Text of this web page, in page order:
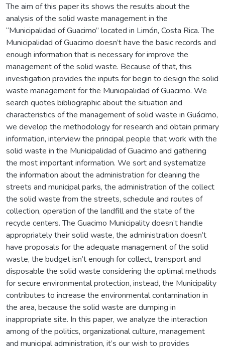
The aim of this paper its shows the results about the
analysis of the solid waste management in the
“Municipalidad of Guacimo” located in Limón, Costa Rica. The
Municipalidad of Guacimo doesn’t have the basic records and
enough information that is necessary for improve the
management of the solid waste. Because of that, this
investigation provides the inputs for begin to design the solid
waste management for the Municipalidad of Guacimo. We
search quotes bibliographic about the situation and
characteristics of the management of solid waste in Guácimo,
we develop the methodology for research and obtain primary
information, interview the principal people that work with the
solid waste in the Municipalidad of Guacimo and gathering
the most important information. We sort and systematize
the information about the administration for cleaning the
streets and municipal parks, the administration of the collect
the solid waste from the streets, schedule and routes of
collection, operation of the landfill and the state of the
recycle centers. The Guacimo Municipality doesn’t handle
appropriately their solid waste, the administration doesn’t
have proposals for the adequate management of the solid
waste, the budget isn’t enough for collect, transport and
disposable the solid waste considering the optimal methods
for secure environmental protection, instead, the Municipality
contributes to increase the environmental contamination in
the area, because the solid waste are dumping in
inappropriate site. In this paper, we analyze the interaction
among of the politics, organizational culture, management
and municipal administration, it’s our wish to provides